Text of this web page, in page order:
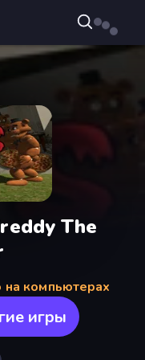
The
на компьютерах
игры